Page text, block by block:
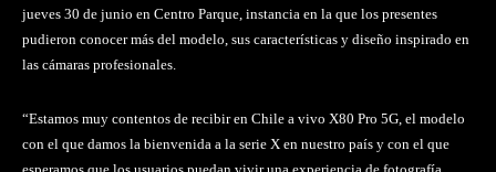
jueves 30 de junio en Centro Parque, instancia en la que los presentes
pudieron conocer más del modelo, sus características y diseño inspirado en
las cámaras profesionales.
“Estamos muy contentos de recibir en Chile a vivo X80 Pro 5G, el modelo
con el que damos la bienvenida a la serie X en nuestro país y con el que